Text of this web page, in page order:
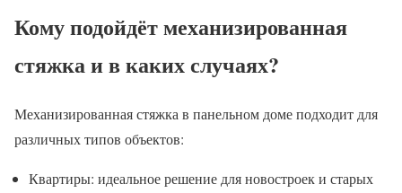
Кому подойдёт механизированная
стяжка и в каких случаях?
Механизированная стяжка в панельном доме подходит для
различных типов объектов:
Квартиры: идеальное решение для новостроек и старых